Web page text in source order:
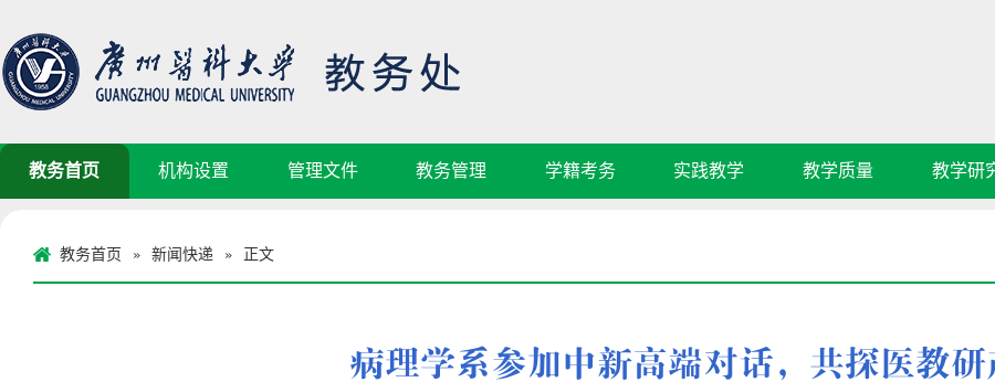
教务首页 机构设置 管理文件 教务管理 学籍考务 实践教学 教学质量 教学研
教务首页 » 新闻快递 » 正文
病理学系参加中新高端对话，共探医教